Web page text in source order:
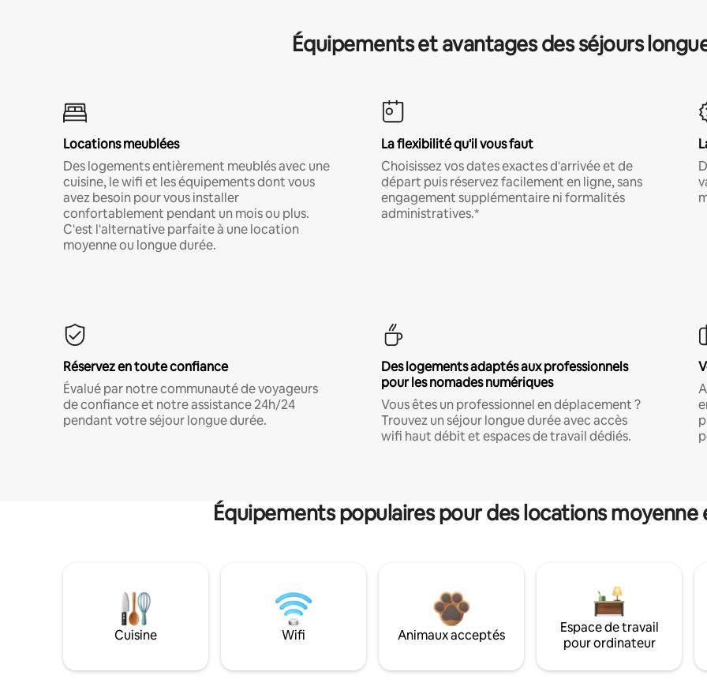
Équipements et avantages des séjours
Locations meublées
Des logements entièrement meublés avec une
cuisine, le wifi et les équipements dont vous
avez besoin pour vous installer
confortablement pendant un mois ou plus.
C'est l'alternative parfaite à une location
moyenne ou longue durée.
La flexibilité qu'il vous faut
Choisissez vos dates exactes d'arrivée et de
départ puis réservez facilement en ligne, sans
engagement supplémentaire ni formalités
administratives.*
Réservez en toute confiance
Évalué par notre communauté de voyageurs
de confiance et notre assistance 24h/24
pendant votre séjour longue durée.
Des logements adaptés aux professionnels
pour les nomades numériques
Vous êtes un professionnel en déplacement ?
Trouvez un séjour longue durée avec accès
wifi haut débit et espaces de travail dédiés.
Équipements populaires pour des locations
Cuisine Wifi Animaux acceptés
Espace de travail
pour ordinateur